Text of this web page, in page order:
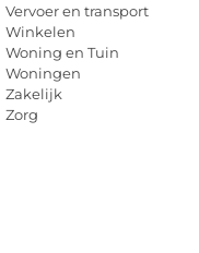
Vervoer en transport
Winkelen
Woning en Tuin
Woningen
Zakelijk
Zorg